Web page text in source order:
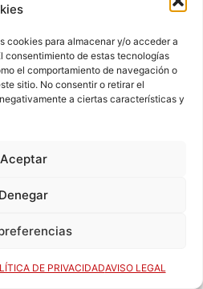
cookies para almacenar y/o acceder a
consentimiento de estas tecnologías
el comportamiento de navegación o
sitio. No consentir o retirar el
a ciertas características y
Aceptar
Denegar
DE PRIVACIDADAVISO LEGAL